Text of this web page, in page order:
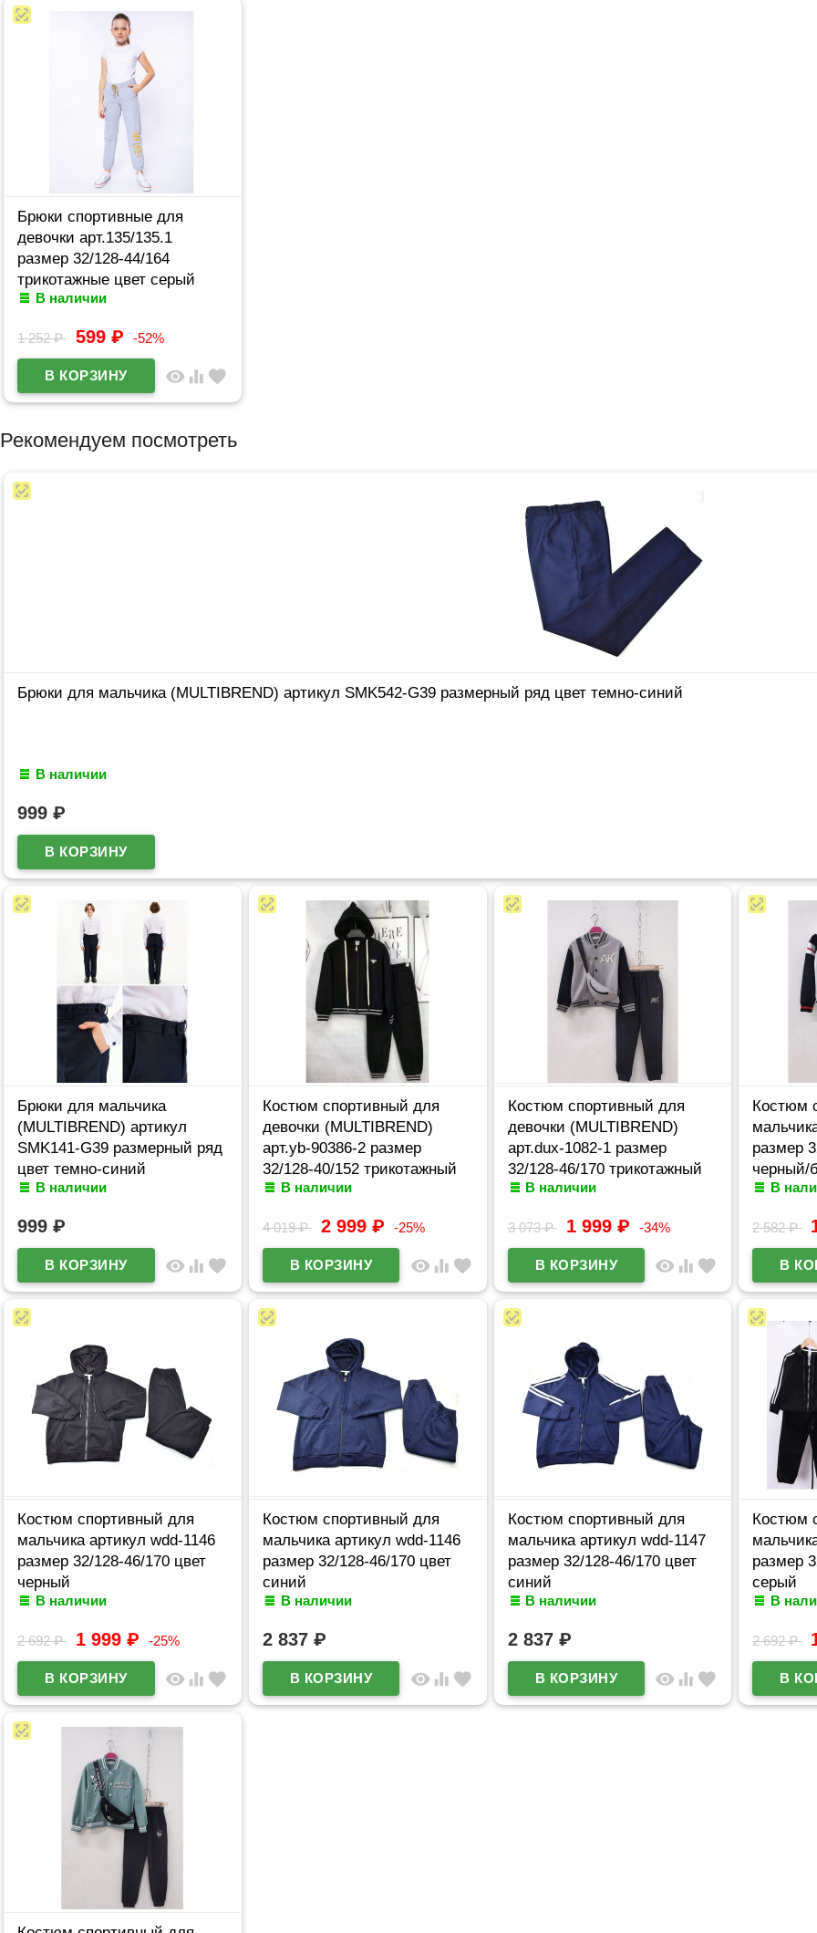
Брюки спортивные для
девочки арт.135/135.1
размер 32/128-44/164
трикотажные цвет серый
меланж
В наличии
1 252₽ 599 ₽ -52%
visibility equalizer favorite
Рекомендуем посмотреть
Брюки для мальчика (MULTIBREND) артикул SMK542-G39 размерный ряд цвет темно-синий
В наличии
999 ₽
Брюки для мальчика
(MULTIBREND) артикул
SMK141-G39 размерный ряд
цвет темно-синий
В наличии
999 ₽
visibility equalizer favorite
Костюм спортивный для
девочки (MULTIBREND)
арт.yb-90386-2 размер
32/128-40/152 трикотажный
цвет черный
В наличии
4 019₽ 2 999 ₽ -25%
visibility equalizer favorite
Костюм спортивный для
девочки (MULTIBREND)
арт.dux-1082-1 размер
32/128-46/170 трикотажный
цвет мятный
В наличии
3 073₽ 1 999 ₽ -34%
visibility equalizer favorite
Костюм
размер
черный/
В
2 582₽
Костюм спортивный для
мальчика артикул wdd-1146
размер 32/128-46/170 цвет
черный
В наличии
2 692₽ 1 999 ₽ -25%
visibility equalizer favorite
Костюм спортивный для
мальчика артикул wdd-1146
размер 32/128-46/170 цвет
синий
В наличии
2 837 ₽
visibility equalizer favorite
Костюм спортивный для
мальчика артикул wdd-1147
размер 32/128-46/170 цвет
синий
В наличии
2 837 ₽
visibility equalizer favorite
Костюм
размер
серый
В
2 692₽